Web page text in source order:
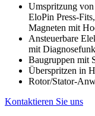
Umspritzung
EloPin Press-
Magneten mit
Ansteuerbare
mit
Baugruppen mit
Überspritzen in
Rotor/Stator-
Kontaktieren Sie uns